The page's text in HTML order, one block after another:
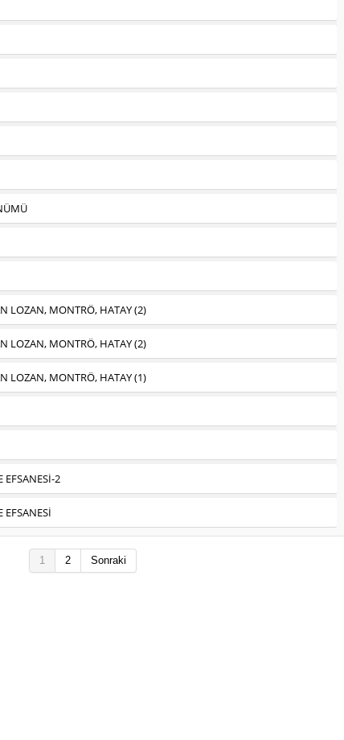
LOZAN, MONTRÖ, HATAY (2)
LOZAN, MONTRÖ, HATAY (2)
LOZAN, MONTRÖ, HATAY (1)
EFSANESİ-2
EFSANESİ
1 2 Sonraki